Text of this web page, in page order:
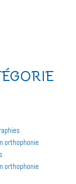
orthophonie
orthophonie